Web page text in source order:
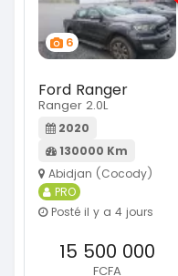
6
Ford Ranger
Ranger 2.0L
2020
130000 Km
Abidjan (Cocody)
PRO
Posté il y a 4 jours
15 500 000
FCFA